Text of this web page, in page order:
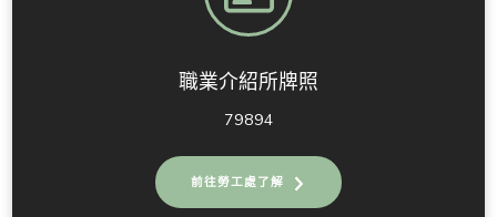
職業介紹所牌照
79894
前往勞工處了解